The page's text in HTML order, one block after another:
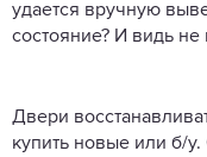
удается вручную
состояние? И видь
Двери
купить новые или б/